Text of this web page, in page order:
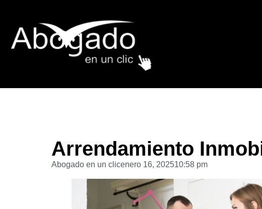
Arrendamiento
Abogado en un clicenero 16, 202510:58 pm